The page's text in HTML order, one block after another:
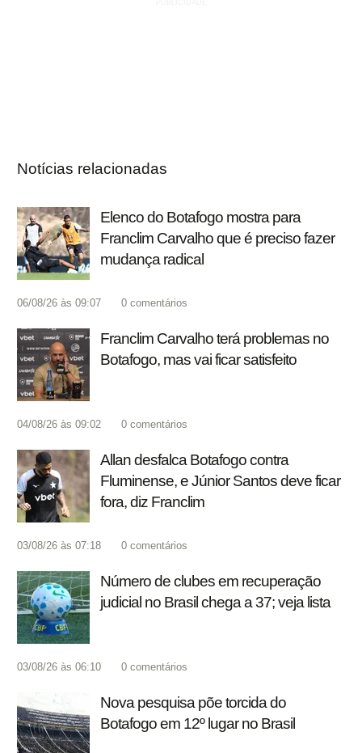
Notícias relacionadas
Elenco do Botafogo mostra para
Franclim Carvalho que é preciso fazer
mudança radical
06/08/26 às 09:07 0 comentários
Franclim Carvalho terá problemas no
Botafogo, mas vai ficar satisfeito
04/08/26 às 09:02 0 comentários
Allan desfalca Botafogo contra
Fluminense, e Júnior Santos deve ficar
fora, diz Franclim
03/08/26 às 07:18 0 comentários
Número de clubes em recuperação
judicial no Brasil chega a 37; veja lista
03/08/26 às 06:10 0 comentários
Nova pesquisa põe torcida do
Botafogo em 12º lugar no Brasil